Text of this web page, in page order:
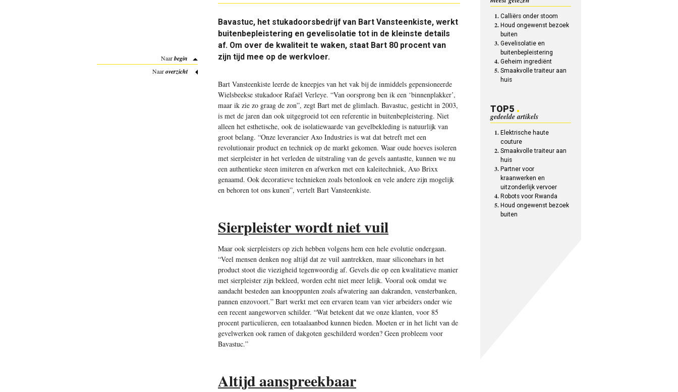
Bavastuc, het stukadoorsbedrijf van Bart Vansteenkiste, werkt
buitenbepleistering en gevelisolatie tot in de kleinste details
af. Om over de kwaliteit te waken, staat Bart 80 procent van
zijn tijd mee op de werkvloer.
Bart Vansteenkiste leerde de kneepjes van het vak bij de inmiddels gepensioneerde
Wielsbeekse stukadoor Rafaël Verleye. “Van oorsprong ben ik een ‘binnenplakker’,
maar ik zie zo graag de zon”, zegt Bart met de glimlach. Bavastuc, gesticht in 2003,
is met de jaren dan ook uitgegroeid tot een referentie in buitenbepleistering. Niet
alleen het esthetische, ook de isolatiewaarde van gevelbekleding is natuurlijk van
groot belang. “Onze leverancier Axo Industries is wat dat betreft met een
revolutionair product en techniek op de markt gekomen. Waar oude hoeves isoleren
met sierpleister in het verleden de uitstraling van de gevels aantastte, kunnen we nu
een authentieke steen imiteren en afwerken met een kaleitechniek, Axo Brixx
genaamd. Ook decoratieve technieken zoals betonlook en vele andere zijn mogelijk
en behoren tot ons kunen”, vertelt Bart Vansteenkiste.
Sierpleister wordt niet vuil
Maar ook sierpleisters op zich hebben volgens hem een hele evolutie ondergaan.
“Veel mensen denken nog altijd dat ze vuil aantrekken, maar siliconehars in het
product stoot die viezigheid tegenwoordig af. Gevels die op een kwalitatieve manier
met sierpleister zijn bekleed, worden echt niet meer lelijk. Vooral ook omdat we
aandacht besteden aan knooppunten zoals afwatering aan dakranden, vensterbanken,
pannen enzovoort.” Bart werkt met een ervaren team van vier arbeiders onder wie
een recent aangeworven schilder. “Wat betekent dat we onze klanten, voor 85
procent particulieren, een totaalaanbod kunnen bieden. Moeten er in het licht van de
gevelwerken ook ramen of dakgoten geschilderd worden? Geen probleem voor
Bavastuc.”
Altijd aanspreekbaar
Naarbegin
Naaroverzicht
Calliërs onder stoom
Houd ongewenst bezoek
buiten
Gevelisolatie en
buitenbepleistering
Geheim ingrediënt
Smaakvolle traiteur aan
huis
TOP5
gedeelde artikels
Elektrische haute
couture
Smaakvolle traiteur aan
huis
Partner voor
kraanwerken en
uitzonderlijk vervoer
Robots voor Rwanda
Houd ongewenst bezoek
buiten